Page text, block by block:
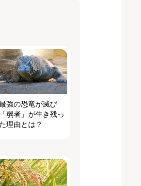
強の恐竜が滅び
「弱者」が生き残っ
た理由とは？